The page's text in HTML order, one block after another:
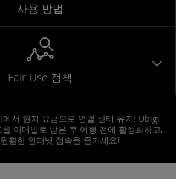
사용 방법
Fair Use 정책
에서 현지 요금으로 연결 상태 유지! Ubigi
이메일로 받은 후 여행 전에 활성화하고,
활한 인터넷 접속을 즐기세요!